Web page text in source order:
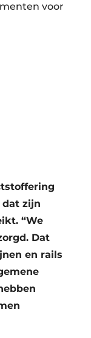
voor
zijn
“We
Dat
en rails